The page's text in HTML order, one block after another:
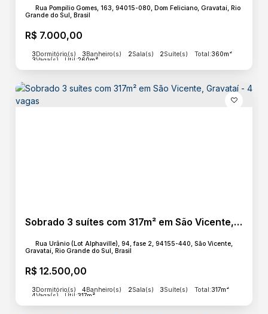
Lareira
R$ 7.000,00
Rua Pompílio Gomes, 163, 94015-080, Dom Feliciano, Gravataí, Rio
Grande do Sul, Brasil
3Dormitório(s) 3Banheiro(s) 2Sala(s) 2Suíte(s) Total:360m²
3Vaga(s) Útil:260m²
Sobrado 3 suítes com 317m² em São Vicente, Gravataí - 4 vagas
R$ 12.500,00
Rua Urânio (Lot Alphaville), 94, fase 2, 94155-440, São Vicente,
Gravataí, Rio Grande do Sul, Brasil
3Dormitório(s) 4Banheiro(s) 2Sala(s) 3Suíte(s) Total:317m²
4Vaga(s) Útil:317m²